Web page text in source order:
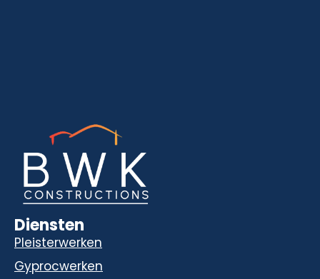
Diensten
Pleisterwerken
Gyprocwerken